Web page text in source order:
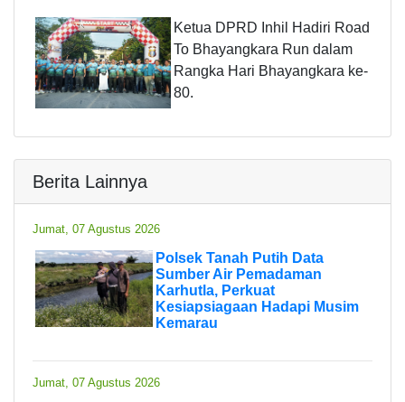
Ketua DPRD Inhil Hadiri Road
To Bhayangkara Run dalam
Rangka Hari Bhayangkara ke-
80.
Berita Lainnya
Jumat, 07 Agustus 2026
Polsek Tanah Putih Data
Sumber Air Pemadaman
Karhutla, Perkuat
Kesiapsiagaan Hadapi Musim
Kemarau
Jumat, 07 Agustus 2026